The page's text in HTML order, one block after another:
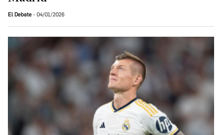
El Debate 04/01/2026